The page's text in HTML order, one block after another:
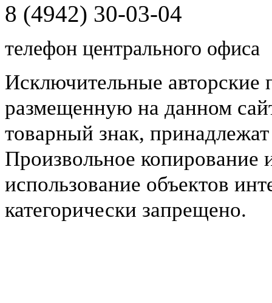
8 (4942) 30-03-04
телефон центрального офиса
Исключительные
размещенную на данном
товарный знак,
Произвольное копирование
использование объектов
категорически запрещено.